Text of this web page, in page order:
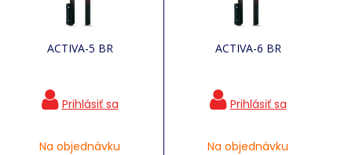
ACTIVA-5 BR
Na objednávku
ACTIVA-6 BR
Na objednávku